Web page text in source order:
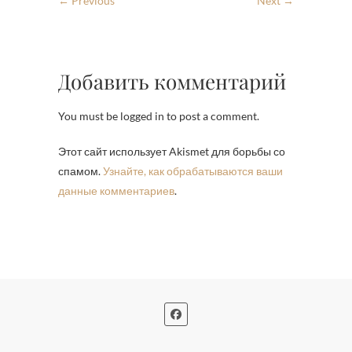
Добавить комментарий
You must be logged in to post a comment.
Этот сайт использует Akismet для борьбы со
спамом.Узнайте, как обрабатываются ваши
данные комментариев.